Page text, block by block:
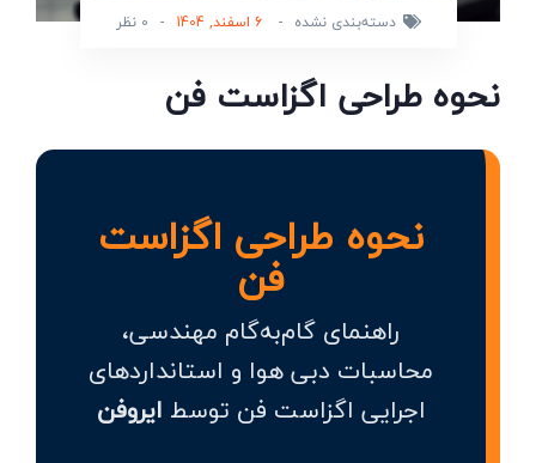
دسته‌بندی نشده - 6 اسفند, 1404 - 0 نظر
نحوه طراحی اگزاست فن
نحوه طراحی اگزاست
فن
راهنمای گام‌به‌گام مهندسی،
محاسبات دبی هوا و استانداردهای
اجرایی اگزاست فن توسط ایروفن